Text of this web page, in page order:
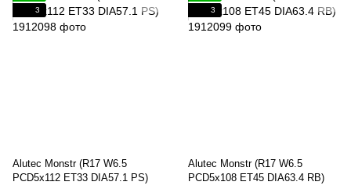
3
Alutec Monstr (R17 W6.5
PCD5x112 ET33 DIA57.1 PS)
3
Alutec Monstr (R17 W6.5
PCD5x108 ET45 DIA63.4 RB)